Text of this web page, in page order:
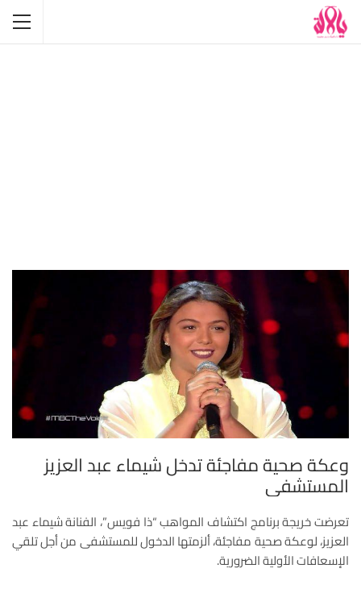
وعكة صحية مفاجئة تدخل شيماء عبد العزيز
المستشفى
تعرضت خريجة برنامج اكتشاف المواهب “ذا فويس”، الفنانة شيماء عبد
العزيز، لوعكة صحية مفاجئة، ألزمتها الدخول للمستشفى من أجل تلقي
الإسعافات الأولية الضرورية.